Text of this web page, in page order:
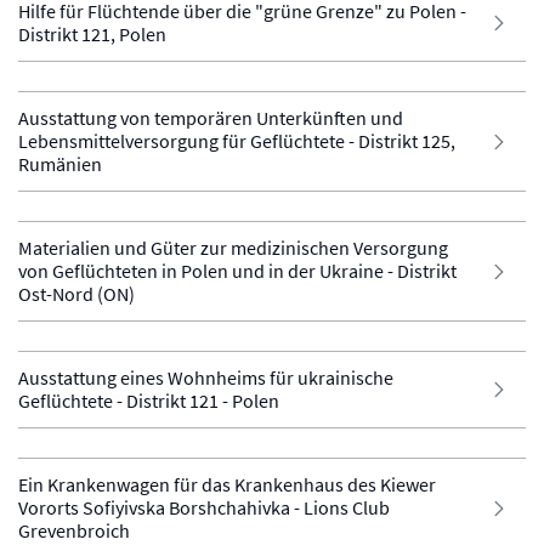
Hilfe für Flüchtende über die "grüne Grenze" zu Polen -
Distrikt 121, Polen
Ausstattung von temporären Unterkünften und
Lebensmittelversorgung für Geflüchtete - Distrikt 125,
Rumänien
Materialien und Güter zur medizinischen Versorgung
von Geflüchteten in Polen und in der Ukraine - Distrikt
Ost-Nord (ON)
Ausstattung eines Wohnheims für ukrainische
Geflüchtete - Distrikt 121 - Polen
Ein Krankenwagen für das Krankenhaus des Kiewer
Vororts Sofiyivska Borshchahivka - Lions Club
Grevenbroich